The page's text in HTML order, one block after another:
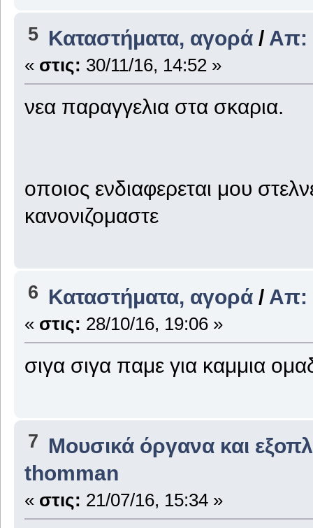
5 Καταστήματα, αγορά / Απ:
« στις: 30/11/16, 14:52 »
νεα παραγγελια στα σκαρια.
οποιος ενδιαφερεται μου
κανονιζομαστε
6 Καταστήματα, αγορά / Απ:
« στις: 28/10/16, 19:06 »
σιγα σιγα παμε για καμμια
7 Μουσικά όργανα και
thomman
« στις: 21/07/16, 15:34 »